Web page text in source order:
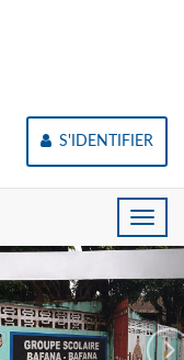
S'IDENTIFIER
Toggle